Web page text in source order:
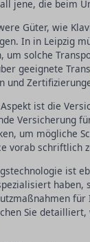
jene, die beim
Güter, wie
In in Leipzig
um solche
geeignete
und
ist die
Versicherung
um mögliche
vorab schriftlich
ist
Sie